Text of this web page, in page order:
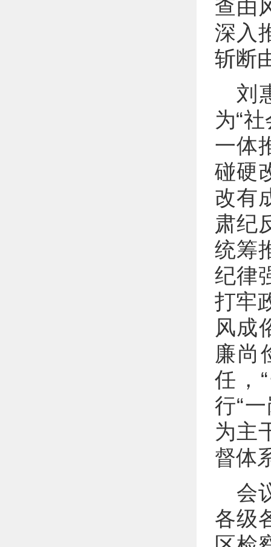
查由
深入
斩断
刘
为“
一体
碰硬
改有
肃纪
统筹
纪律
打牢
风成
廉尚
任，
行“
为主
督体
会
各级